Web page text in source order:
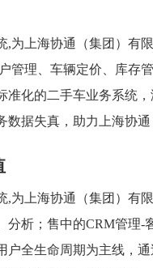
,为上海协通（集团）有
管理、车辆定价、库存
准化的二手车业务系统
数据失真，助力上海协
,为上海协通（集团）有
分析；售中的CRM管理
户全生命周期为主线，